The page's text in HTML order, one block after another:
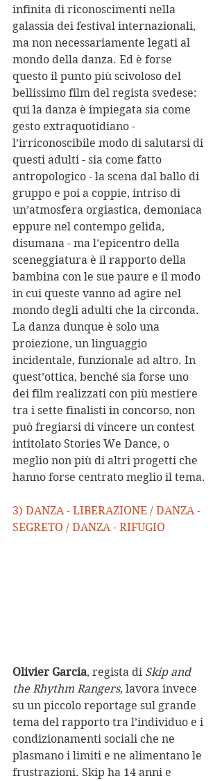
infinita di riconoscimenti nella
galassia dei festival internazionali,
ma non necessariamente legati al
mondo della danza. Ed è forse
questo il punto più scivoloso del
bellissimo film del regista svedese:
qui la danza è impiegata sia come
gesto extraquotidiano -
l’irriconoscibile modo di salutarsi di
questi adulti - sia come fatto
antropologico - la scena dal ballo di
gruppo e poi a coppie, intriso di
un’atmosfera orgiastica, demoniaca
eppure nel contempo gelida,
disumana - ma l’epicentro della
sceneggiatura è il rapporto della
bambina con le sue paure e il modo
in cui queste vanno ad agire nel
mondo degli adulti che la circonda.
La danza dunque è solo una
proiezione, un linguaggio
incidentale, funzionale ad altro. In
quest’ottica, benché sia forse uno
dei film realizzati con più mestiere
tra i sette finalisti in concorso, non
può fregiarsi di vincere un contest
intitolato Stories We Dance, o
meglio non più di altri progetti che
hanno forse centrato meglio il tema.
3) DANZA - LIBERAZIONE / DANZA -
SEGRETO / DANZA - RIFUGIO
Olivier Garcia, regista di Skip and
the Rhythm Rangers, lavora invece
su un piccolo reportage sul grande
tema del rapporto tra l’individuo e i
condizionamenti sociali che ne
plasmano i limiti e ne alimentano le
frustrazioni. Skip ha 14 anni e